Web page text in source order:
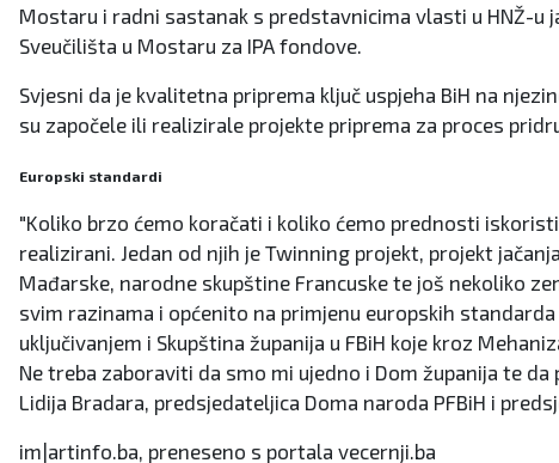
Mostaru i radni sastanak s predstavnicima vlasti u HNŽ-u
Sveučilišta u Mostaru za IPA fondove.
Svjesni da je kvalitetna priprema ključ uspjeha BiH na
su započele ili realizirale projekte priprema za proces
Europski standardi
"Koliko brzo ćemo koračati i koliko ćemo prednosti
realizirani. Jedan od njih je Twinning projekt, projekt
Mađarske, narodne skupštine Francuske te još nekoliko
svim razinama i općenito na primjenu europskih
uključivanjem i Skupština županija u FBiH koje kroz
Ne treba zaboraviti da smo mi ujedno i Dom županija te
Lidija Bradara, predsjedateljica Doma naroda PFBiH i
im|artinfo.ba, preneseno s portala vecernji.ba